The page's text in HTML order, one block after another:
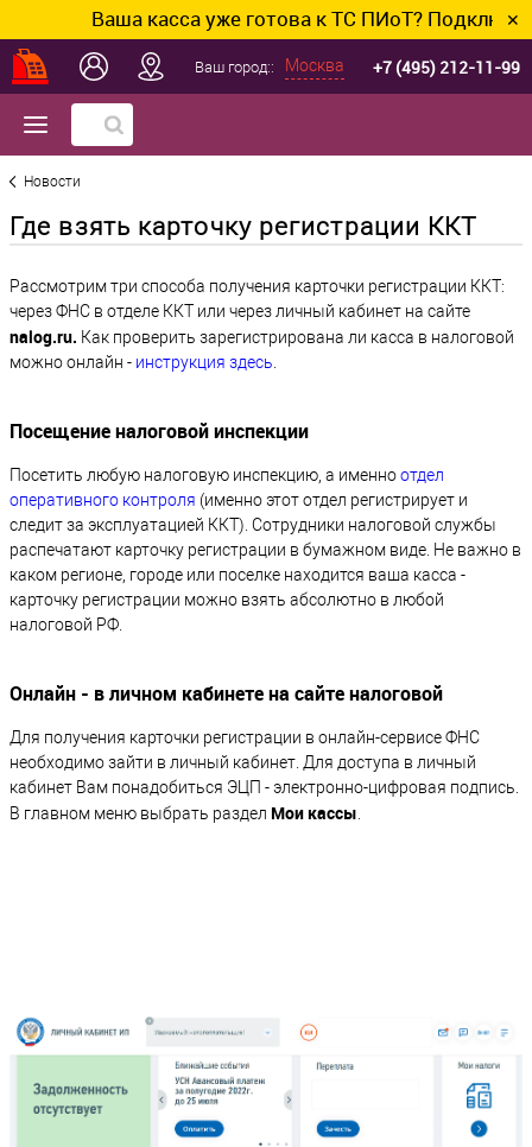
Ваша касса уже готова к ТС ПИоТ? Подключим и✕
Ваш город:: Москва +7 (495) 212-11-99
Новости
Где взять карточку регистрации ККТ
Рассмотрим три способа получения карточки регистрации ККТ:
через ФНС в отделе ККТ или через личный кабинет на сайте
nalog.ru. Как проверить зарегистрирована ли касса в налоговой
можно онлайн - инструкция здесь.
Посещение налоговой инспекции
Посетить любую налоговую инспекцию, а именноотдел
оперативного контроля (именно этот отдел регистрирует и
следит за эксплуатацией ККТ). Сотрудники налоговой службы
распечатают карточку регистрации в бумажном виде. Не важно в
каком регионе, городе или поселке находится ваша касса -
карточку регистрации можно взять абсолютно в любой
налоговой РФ.
Онлайн - в личном кабинете на сайте налоговой
Для получения карточки регистрации в онлайн-сервисе ФНС
необходимо зайти в личный кабинет. Для доступа в личный
кабинет Вам понадобиться ЭЦП - электронно-цифровая подпись.
В главном меню выбрать раздел Мои кассы.